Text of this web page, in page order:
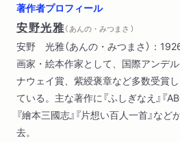
中世に於ける一殺人常習者の遺せる哲
夫）
光る道（檀一雄）
桜の森の満開の下（坂口安吾）
女強盗（菊池寛）
ナイチンゲールとばら（ワイルド）
カチカチ山（太宰治）
手紙（モーム）
著作者プロフィール
安野光雅（ あんの・みつまさ ）
安野 光雅（あんの・みつまさ）：
画家・絵本作家として、国際アンデ
ナウェイ賞、紫綬褒章など多数受賞
ている。主な著作に『ふしぎなえ』『
『繪本三國志』『片想い百人一首』な
去。